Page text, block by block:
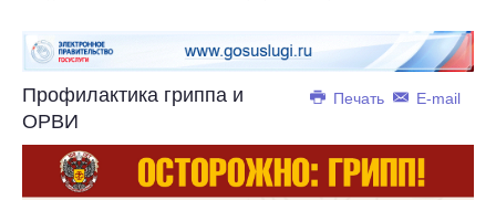
О САЙТЕ
ПРИЕМ В ОО
ОЦЕНКА
Печать E-mail
Профилактика гриппа и
ОРВИ